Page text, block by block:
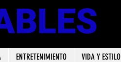
ENTRETENIMIENTO VIDA Y ESTILO